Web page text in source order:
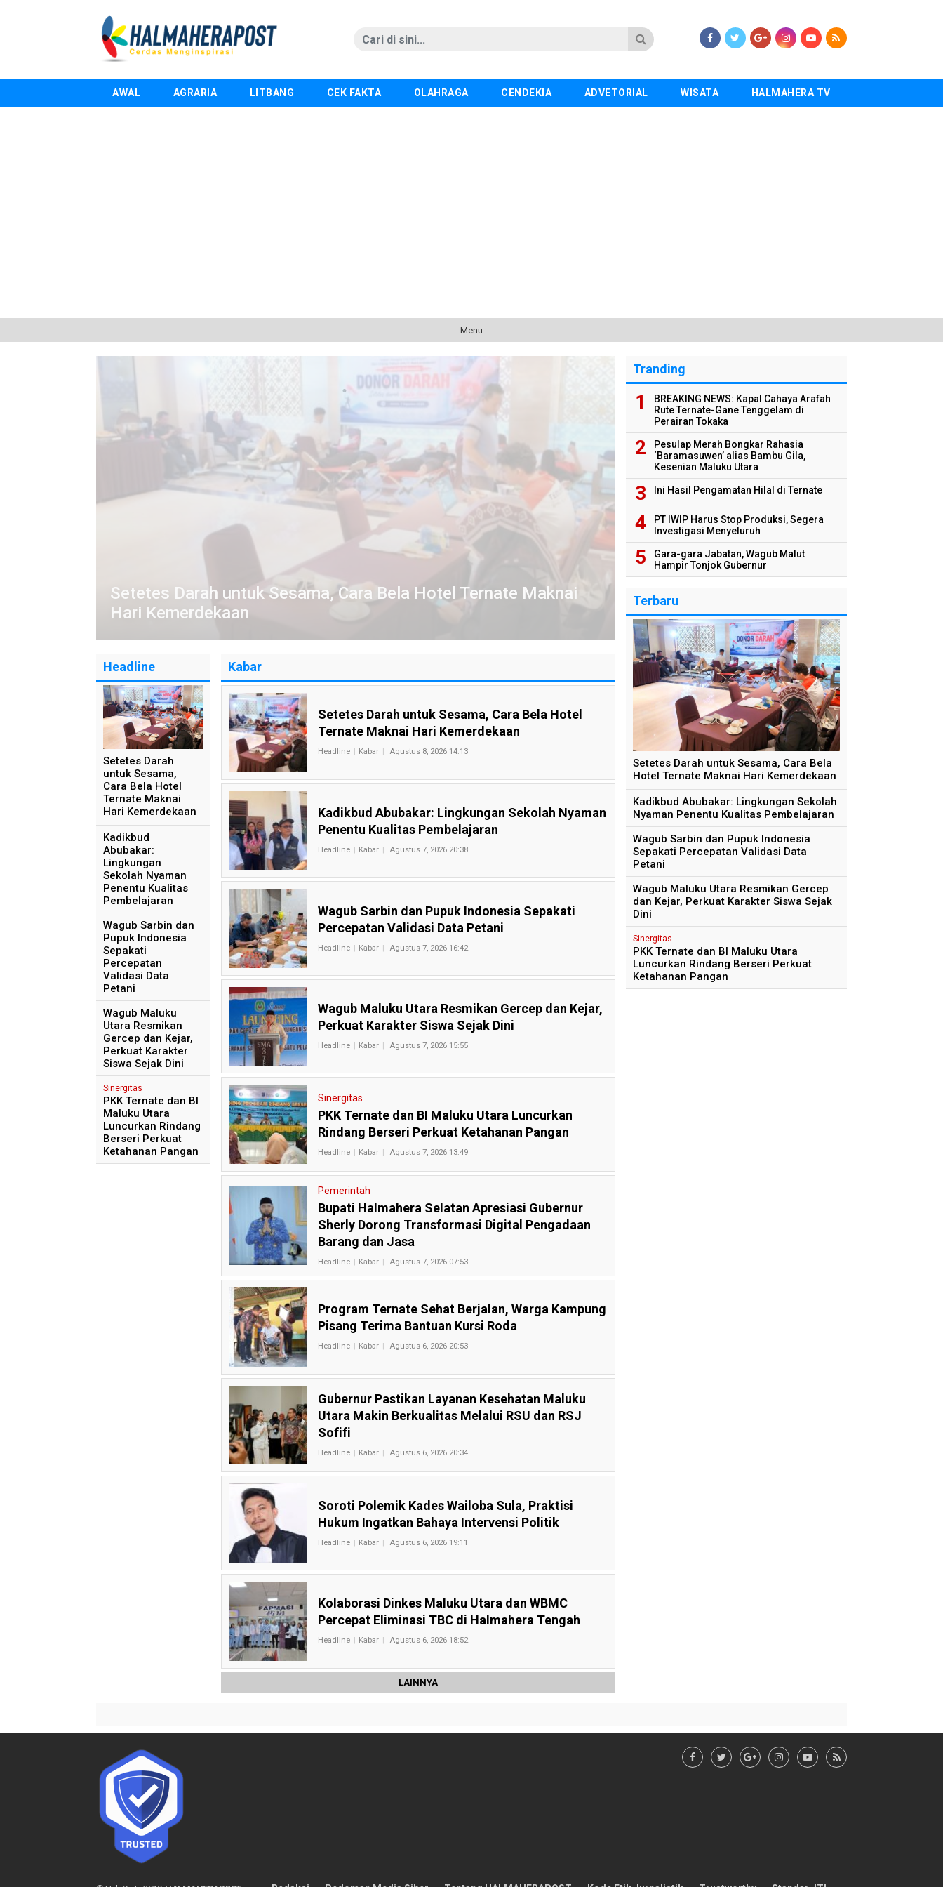
AWAL AGRARIA LITBANG CEK FAKTA OLAHRAGA CENDEKIA ADVETORIAL WISATA HALMAHERA TV
- Menu -
Headline
Setetes Darah
untuk Sesama,
Cara Bela Hotel
Ternate Maknai
Hari Kemerdekaan
Kadikbud
Abubakar:
Lingkungan
Sekolah Nyaman
Penentu Kualitas
Pembelajaran
Wagub Sarbin dan
Pupuk Indonesia
Sepakati
Percepatan
Validasi Data
Petani
Wagub Maluku
Utara Resmikan
Gercep dan Kejar,
Perkuat Karakter
Siswa Sejak Dini
Sinergitas
PKK Ternate dan BI
Maluku Utara
Luncurkan Rindang
Berseri Perkuat
Ketahanan Pangan
Kabar
Setetes Darah untuk Sesama, Cara Bela Hotel
Ternate Maknai Hari Kemerdekaan
Headline Kabar Agustus 8, 2026 14:13
Kadikbud Abubakar: Lingkungan Sekolah Nyaman
Penentu Kualitas Pembelajaran
Headline Kabar Agustus 7, 2026 20:38
Wagub Sarbin dan Pupuk Indonesia Sepakati
Percepatan Validasi Data Petani
Headline Kabar Agustus 7, 2026 16:42
Wagub Maluku Utara Resmikan Gercep dan Kejar,
Perkuat Karakter Siswa Sejak Dini
Headline Kabar Agustus 7, 2026 15:55
Sinergitas
PKK Ternate dan BI Maluku Utara Luncurkan
Rindang Berseri Perkuat Ketahanan Pangan
Headline Kabar Agustus 7, 2026 13:49
Pemerintah
Bupati Halmahera Selatan Apresiasi Gubernur
Sherly Dorong Transformasi Digital Pengadaan
Barang dan Jasa
Headline Kabar Agustus 7, 2026 07:53
Program Ternate Sehat Berjalan, Warga Kampung
Pisang Terima Bantuan Kursi Roda
Headline Kabar Agustus 6, 2026 20:53
Gubernur Pastikan Layanan Kesehatan Maluku
Utara Makin Berkualitas Melalui RSU dan RSJ
Sofifi
Headline Kabar Agustus 6, 2026 20:34
Soroti Polemik Kades Wailoba Sula, Praktisi
Hukum Ingatkan Bahaya Intervensi Politik
Headline Kabar Agustus 6, 2026 19:11
Kolaborasi Dinkes Maluku Utara dan WBMC
Percepat Eliminasi TBC di Halmahera Tengah
Headline Kabar Agustus 6, 2026 18:52
LAINNYA
Tranding
BREAKING NEWS: Kapal Cahaya Arafah
Rute Ternate-Gane Tenggelam di
Perairan Tokaka
Pesulap Merah Bongkar Rahasia
‘Baramasuwen’ alias Bambu Gila,
Kesenian Maluku Utara
Ini Hasil Pengamatan Hilal di Ternate
PT IWIP Harus Stop Produksi, Segera
Investigasi Menyeluruh
Gara-gara Jabatan, Wagub Malut
Hampir Tonjok Gubernur
Terbaru
Setetes Darah untuk Sesama, Cara Bela
Hotel Ternate Maknai Hari Kemerdekaan
Kadikbud Abubakar: Lingkungan Sekolah
Nyaman Penentu Kualitas Pembelajaran
Wagub Sarbin dan Pupuk Indonesia
Sepakati Percepatan Validasi Data
Petani
Wagub Maluku Utara Resmikan Gercep
dan Kejar, Perkuat Karakter Siswa Sejak
Dini
Sinergitas
PKK Ternate dan BI Maluku Utara
Luncurkan Rindang Berseri Perkuat
Ketahanan Pangan